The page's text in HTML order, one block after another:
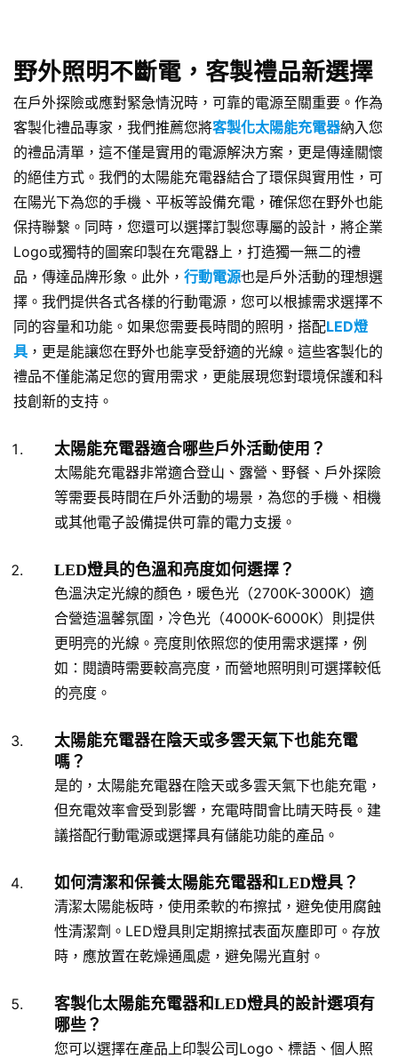
野外照明不斷電，客製禮品新選擇
在戶外探險或應對緊急情況時，可靠的電源至關重要。作為
客製化禮品專家，我們推薦您將客製化太陽能充電器納入您
的禮品清單，這不僅是實用的電源解決方案，更是傳達關懷
的絕佳方式。我們的太陽能充電器結合了環保與實用性，可
在陽光下為您的手機、平板等設備充電，確保您在野外也能
保持聯繫。同時，您還可以選擇訂製您專屬的設計，將企業
Logo或獨特的圖案印製在充電器上，打造獨一無二的禮
品，傳達品牌形象。此外， 行動電源也是戶外活動的理想選
擇。我們提供各式各樣的行動電源，您可以根據需求選擇不
同的容量和功能。如果您需要長時間的照明，搭配LED燈
具 ，更是能讓您在野外也能享受舒適的光線。這些客製化的
禮品不僅能滿足您的實用需求，更能展現您對環境保護和科
技創新的支持。
太陽能充電器適合哪些戶外活動使用？
太陽能充電器非常適合登山、露營、野餐、戶外探險
等需要長時間在戶外活動的場景，為您的手機、相機
或其他電子設備提供可靠的電力支援。
LED燈具的色溫和亮度如何選擇？
色溫決定光線的顏色，暖色光（2700K-3000K）適
合營造溫馨氛圍，冷色光（4000K-6000K）則提供
更明亮的光線。亮度則依照您的使用需求選擇，例
如：閱讀時需要較高亮度，而營地照明則可選擇較低
的亮度。
太陽能充電器在陰天或多雲天氣下也能充電
嗎？
是的，太陽能充電器在陰天或多雲天氣下也能充電，
但充電效率會受到影響，充電時間會比晴天時長。建
議搭配行動電源或選擇具有儲能功能的產品。
如何清潔和保養太陽能充電器和LED燈具？
清潔太陽能板時，使用柔軟的布擦拭，避免使用腐蝕
性清潔劑。LED燈具則定期擦拭表面灰塵即可。存放
時，應放置在乾燥通風處，避免陽光直射。
客製化太陽能充電器和LED燈具的設計選項有
哪些？
您可以選擇在產品上印製公司Logo、標語、個人照